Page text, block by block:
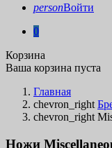
personВойти
0
Корзина
Ваша корзина пуста
Главная
chevron_right
chevron_right
Ножи